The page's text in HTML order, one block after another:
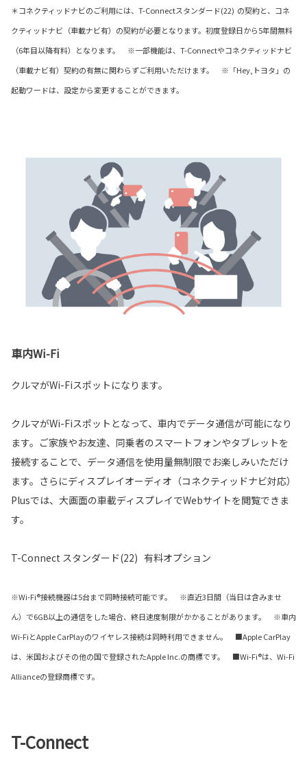
＊コネクティッドナビのご利用には、T-Connectスタンダード(22) の契約と、コネ
クティッドナビ（車載ナビ有）の契約が必要となります。初度登録日から5年間無料
（6年目以降有料）となります。 ※一部機能は、T-Connectやコネクティッドナビ
（車載ナビ有）契約の有無に関わらずご利用いただけます。 ※「Hey,トヨタ」の
起動ワードは、設定から変更することができます。
車内Wi-Fi
クルマがWi-Fiスポットになります。
クルマがWi-Fiスポットとなって、車内でデータ通信が可能になり
ます。ご家族やお友達、同乗者のスマートフォンやタブレットを
接続することで、データ通信を使用量無制限でお楽しみいただけ
ます。さらにディスプレイオーディオ（コネクティッドナビ対応）
Plusでは、大画面の車載ディスプレイでWebサイトを閲覧できま
す。
T-Connect スタンダード(22) 有料オプション
※Wi-Fi®接続機器は5台まで同時接続可能です。 ※直近3日間（当日は含みませ
ん）で6GB以上の通信をした場合、終日速度制限がかかることがあります。 ※車内
Wi-FiとApple CarPlayのワイヤレス接続は同時利用できません。 ■Apple CarPlay
は、米国およびその他の国で登録されたApple Inc.の商標です。 ■Wi-Fi®は、Wi-Fi
Allianceの登録商標です。
T-Connect